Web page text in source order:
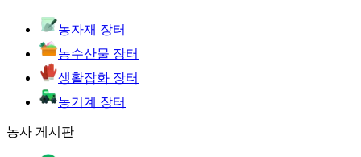
농자재 장터
농수산물 장터
생활잡화 장터
농기계 장터
농사 게시판